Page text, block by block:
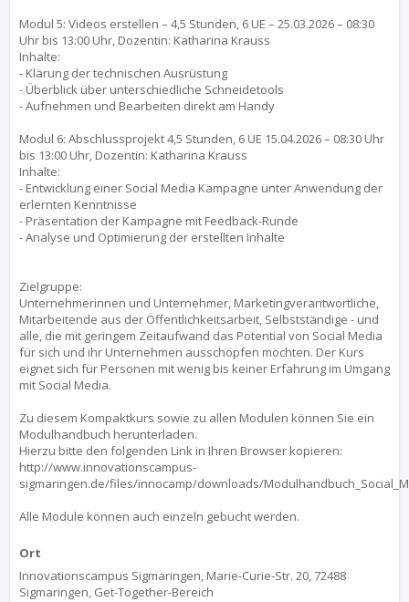
Modul 5: Videos erstellen – 4,5 Stunden, 6 UE – 25.03.2026 – 08:30
Uhr bis 13:00 Uhr, Dozentin: Katharina Krauss
Inhalte:
- Klärung der technischen Ausrüstung
- Überblick über unterschiedliche Schneidetools
- Aufnehmen und Bearbeiten direkt am Handy
Modul 6: Abschlussprojekt 4,5 Stunden, 6 UE 15.04.2026 – 08:30 Uhr
bis 13:00 Uhr, Dozentin: Katharina Krauss
Inhalte:
- Entwicklung einer Social Media Kampagne unter Anwendung der
erlernten Kenntnisse
- Präsentation der Kampagne mit Feedback-Runde
- Analyse und Optimierung der erstellten Inhalte
Zielgruppe:
Unternehmerinnen und Unternehmer, Marketingverantwortliche,
Mitarbeitende aus der Öffentlichkeitsarbeit, Selbstständige - und
alle, die mit geringem Zeitaufwand das Potential von Social Media
für sich und ihr Unternehmen ausschöpfen möchten. Der Kurs
eignet sich für Personen mit wenig bis keiner Erfahrung im Umgang
mit Social Media.
Zu diesem Kompaktkurs sowie zu allen Modulen können Sie ein
Modulhandbuch herunterladen.
Hierzu bitte den folgenden Link in Ihren Browser kopieren:
http://www.innovationscampus-
sigmaringen.de/files/innocamp/downloads/
Alle Module können auch einzeln gebucht werden.
Ort
Innovationscampus Sigmaringen, Marie-Curie-Str. 20, 72488
Sigmaringen, Get-Together-Bereich